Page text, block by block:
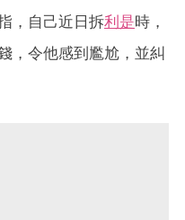
，自己近日拆利是時，
，令他感到尷尬，並糾